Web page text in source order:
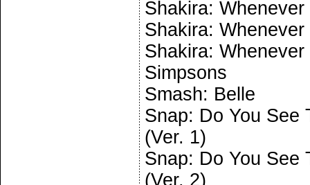
Shakira:
Shakira:
Shakira:
Simpsons
Smash: Belle
Snap: Do You See
(Ver. 1)
Snap: Do You See
(Ver. 2)